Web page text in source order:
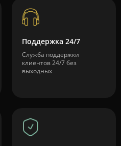
Поддержка 24/7
Служба поддержки
клиентов 24/7 без
выходных